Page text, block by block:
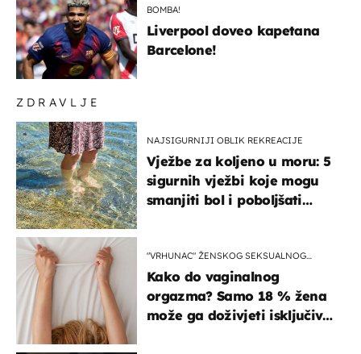
ZDRAVLJE
NAJSIGURNIJI OBLIK REKREACIJE
Vježbe za koljeno u moru: 5
sigurnih vježbi koje mogu
smanjiti bol i poboljšati
"VRHUNAC" ŽENSKOG SEKSUALNOG
Kako do vaginalnog
orgazma? Samo 18 % žena
može ga doživjeti isključivo
BOMBA!
Liverpool doveo kapetana
Barcelone!